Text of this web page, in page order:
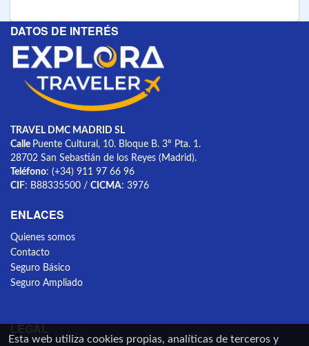
DATOS DE INTERÉS
TRAVEL DMC MADRID SL
Calle Puente Cultural, 10. Bloque B. 3º Pta. 1.
28702 San Sebastián de los Reyes (Madrid).
Teléfono: (+34) 911 97 66 96
CIF: B88335500 / CICMA: 3976
ENLACES
Quienes somos
Contacto
Seguro Básico
Seguro Ampliado
LEGAL
Esta web utiliza cookies propias, analíticas de terceros y